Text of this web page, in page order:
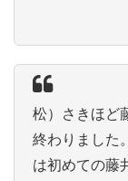
松）さきほど
終わりました
は初めての藤